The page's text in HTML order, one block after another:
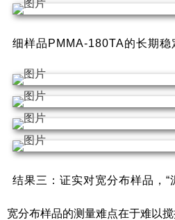
细样品PMMA-180TA的长期稳
结果三：证实对宽分布样品，“
宽分布样品的测量难点在于难以